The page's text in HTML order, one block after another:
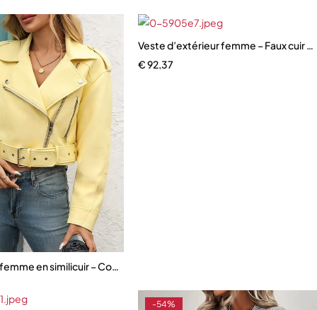
en similicuir – Coupe courte et ample avec fermeture
Veste d’extérieur femme – Faux cuir
€92,37
-54%